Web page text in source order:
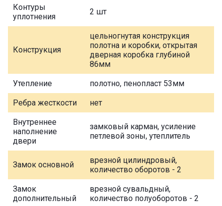
Контуры
уплотнения
2 шт
Конструкция
цельногнутая конструкция
полотна и коробки, открытая
дверная коробка глубиной
86мм
Утепление полотно, пенопласт 53мм
Ребра жесткости нет
Внутреннее
наполнение
двери
замковый карман, усиление
петлевой зоны, утеплитель
Замок основной
врезной цилиндровый,
количество оборотов - 2
Замок
дополнительный
врезной сувальдный,
количество полуоборотов - 2